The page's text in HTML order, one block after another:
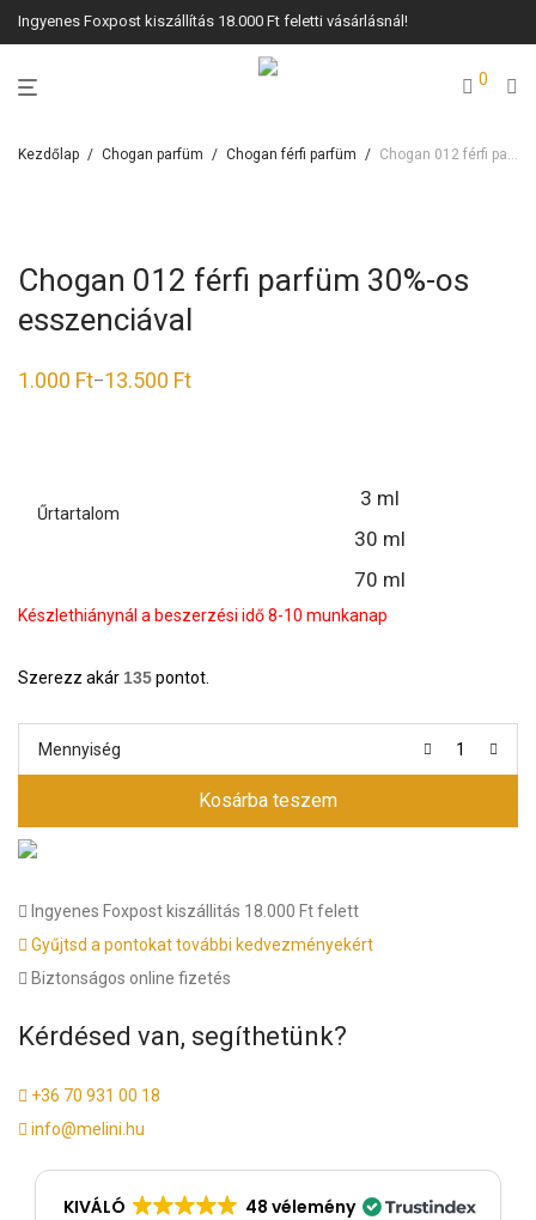
Ingyenes Foxpost kiszállítás 18.000 Ft feletti vásárlásnál!
0
Kezdőlap / Chogan parfüm / Chogan férfi parfüm / Chogan 012 férfi parfüm 30%-os esszenciával
Chogan 012 férfi parfüm 30%-os
esszenciával
1.000 Ft–13.500 Ft
Ártartomány:
Űrtartalom
3 ml
30 ml
70 ml
Készlethiánynál a beszerzési idő 8-10 munkanap
Szerezz akár 135pontot.
Mennyiség
Kosárba teszem
Ingyenes Foxpost kiszállitás 18.000 Ft felett
Gyűjtsd a pontokat további kedvezményekért
Biztonságos online fizetés
Kérdésed van, segíthetünk?
+36 70 931 00 18
info@melini.hu
KIVÁLÓ 48 vélemény